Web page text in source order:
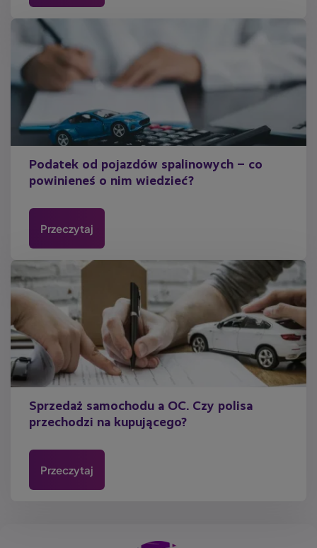
Podatek od pojazdów spalinowych – co
powinieneś o nim wiedzieć?
Przeczytaj
Sprzedaż samochodu a OC. Czy polisa
przechodzi na kupującego?
Przeczytaj